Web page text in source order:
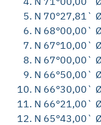
N 70°27,81`
N 68°00,00`
N 67°10,00`
N 67°00,00`
N 66°50,00`
N 66°30,00`
N 66°21,00`
N 65°43,00`